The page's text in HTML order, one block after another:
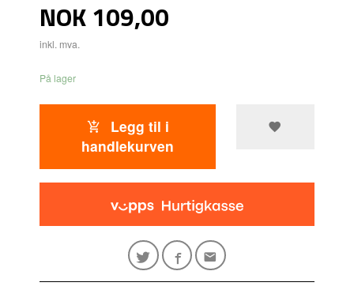
Pris
NOK109,00
inkl. mva.
På lager
Legg til i
handlekurven